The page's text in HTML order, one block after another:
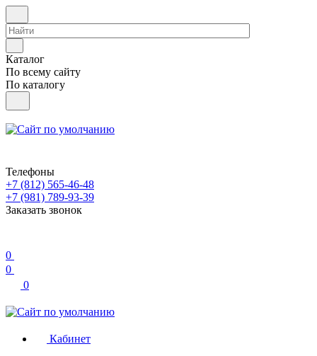
Каталог
По всему сайту
По каталогу
Телефоны
+7 (812) 565-46-48
+7 (981) 789-93-39
Заказать звонок
0
0
0
Кабинет